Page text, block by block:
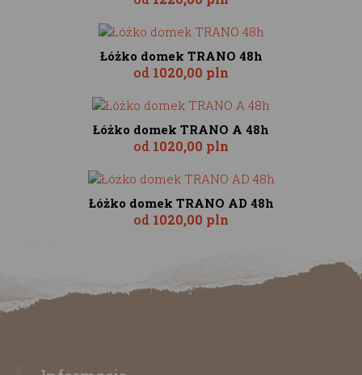
Łóżko domek TRANO 48h
od 1020,00 pln
Łóżko domek TRANO A 48h
od 1020,00 pln
Łóżko domek TRANO AD 48h
od 1020,00 pln